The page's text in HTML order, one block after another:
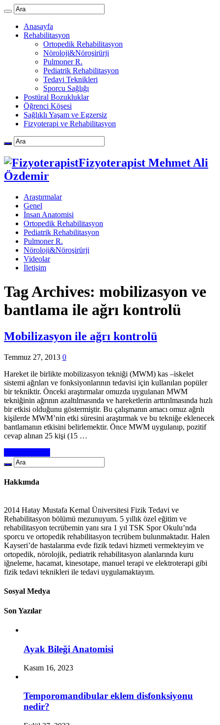
Anasayfa
Rehabilitasyon
Ortopedik Rehabilitasyon
Nöroloji&Nöroşirürji
Pulmoner R.
Pediatrik Rehabilitasyon
Tedavi Teknikleri
Sporcu Sağlığı
Postüral Bozukluklar
Öğrenci Köşesi
Sağlıklı Yaşam ve Egzersiz
Fizyoterapi ve Rehabilitasyon
Fizyoterapist Mehmet Ali
Özdemir
Araştırmalar
Genel
İnsan Anatomisi
Ortopedik Rehabilitasyon
Pediatrik Rehabilitasyon
Pulmoner R.
Nöroloji&Nöroşirürji
Videolar
İletişim
Tag Archives: mobilizasyon ve
bantlama ile ağrı kontrolü
Mobilizasyon ile ağrı kontrolü
Temmuz 27, 2013 0
Hareket ile birlikte mobilizasyon tekniği (MWM) kas –iskelet
sistemi ağrıları ve fonksiyonlarının tedavisi için kullanılan popüler
bir tekniktir. Önceki araştırmalar omuzda uygulanan MWM
tekniğinin ağrının azaltılmasında ve hareketlerin arttırılmasında hızlı
bir etkisi olduğunu göstermiştir. Bu çalışmanın amacı omuz ağrılı
kişilerde MWM’nin etki süresini araştırmak ve bu tekniğe eklenecek
bantlamanın etkisini belirlemektir. Önce MWM uygulanıp, pozitif
cevap alınan 25 kişi (15 …
Hakkımda
2014 Hatay Mustafa Kemal Üniversitesi Fizik Tedavi ve
Rehabilitasyon bölümü mezunuyum. 5 yıllık özel eğitim ve
rehabilitasyon tecrübemin yanı sıra 1 yıl TSK Spor Okulu’nda
sporcu ve ortopedik rehabilitasyon tecrübem bulunmaktadır. Halen
Kayseri’de hastalarıma evde fizik tedavi hizmeti vermekteyim ve
ortopedik, nörolojik, pediatrik rehabilitasyon alanlarında kuru
iğneleme, hacamat, kinesotape, manuel terapi ve elektroterapi gibi
fizik tedavi teknikleri ile tedavi uygulamaktayım.
Sosyal Medya
Son Yazılar
Ayak Bileği Anatomisi
Kasım 16, 2023
Temporomandibular eklem disfonksiyonu
nedir?